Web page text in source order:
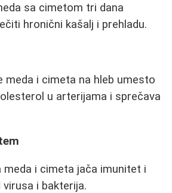
sa cimetom tri dana
hronični kašalj i prehladu.
meda i cimeta na hleb umesto
u arterijama i sprečava
meda i cimeta jača imunitet i
i bakterija.